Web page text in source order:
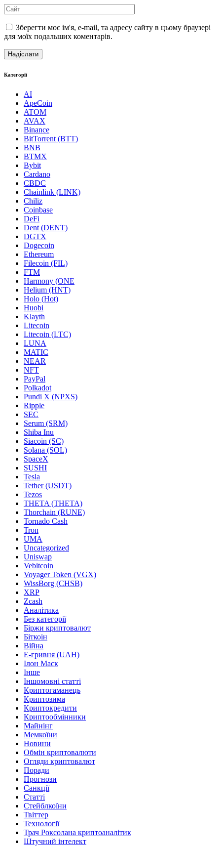
Зберегти моє ім'я, e-mail, та адресу сайту в цьому браузері
для моїх подальших коментарів.
Категорії
AI
ApeCoin
ATOM
AVAX
Binance
BitTorrent (BTT)
BNB
BTMX
Bybit
Cardano
CBDC
Chainlink (LINK)
Chiliz
Coinbase
DeFi
Dent (DENT)
DGTX
Dogecoin
Ethereum
Filecoin (FIL)
FTM
Harmony (ONE
Helium (HNT)
Holo (Hot)
Huobi
Klayth
Litecoin
Litecoin (LTC)
LUNA
MATIC
NEAR
NFT
PayPal
Polkadot
Pundi X (NPXS)
Ripple
SEC
Serum (SRM)
Shiba Inu
Siacoin (SC)
Solana (SOL)
SpaceX
SUSHI
Tesla
Tether (USDT)
Tezos
THETA (THETA)
Thorchain (RUNE)
Tornado Cash
Tron
UMA
Uncategorized
Uniswap
Vebitcoin
Voyager Token (VGX)
WissBorg (CHSB)
XRP
Zcash
Аналітика
Без категорії
Біржи криптовалют
Біткоін
Війна
Е-гривня (UAH)
Ілон Маск
Інше
Іншомовні статті
Криптогаманець
Криптозима
Криптокредити
Криптообмінники
Майнінг
Мемкоїни
Новини
Обмін криптовалюти
Огляди криптовалют
Поради
Прогнози
Санкції
Статті
Стейблкоїни
Твіттер
Технології
Трач Роксолана криптоаналітик
Штучний інтелект